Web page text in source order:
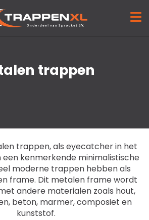
trappen
trappen, als eyecatcher in het
kenmerkende minimalistische
moderne trappen hebben als
frame. Dit metalen frame wordt
andere materialen zoals hout,
beton, marmer, composiet en
kunststof.